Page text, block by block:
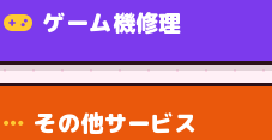
ゲーム機修理
その他サービス